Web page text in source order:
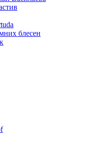
блесен